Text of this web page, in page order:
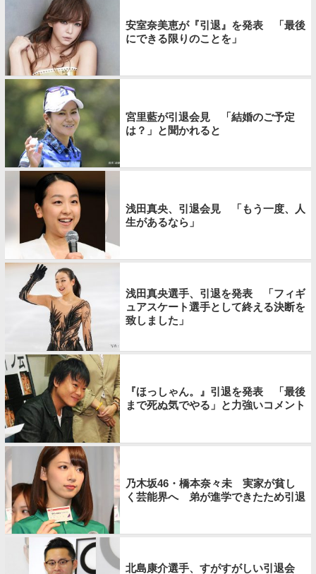
安室奈美恵が『引退』を発表 「最後
にできる限りのことを」
宮里藍が引退会見 「結婚のご予定
は？」と聞かれると
浅田真央、引退会見 「もう一度、人
生があるなら」
浅田真央選手、引退を発表 「フィギ
ュアスケート選手として終える決断を
致しました」
『ほっしゃん。』引退を発表 「最後
まで死ぬ気でやる」と力強いコメント
乃木坂46・橋本奈々未 実家が貧し
く芸能界へ 弟が進学できたため引退
北島康介選手、すがすがしい引退会